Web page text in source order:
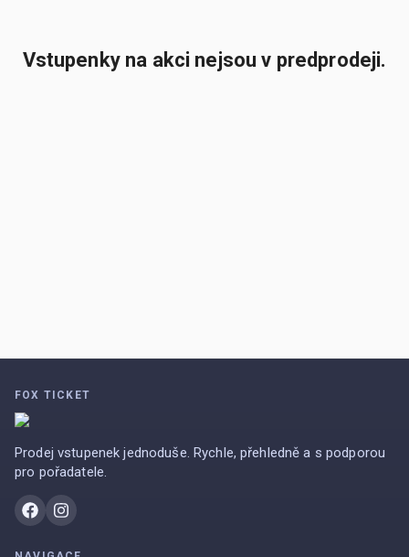
Vstupenky na akci nejsou v predprodeji.
FOX TICKET
Prodej vstupenek jednoduše. Rychle, přehledně a s podporou
pro pořadatele.